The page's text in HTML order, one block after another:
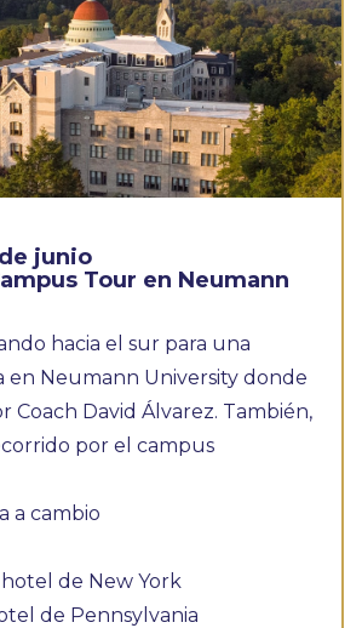
junio
Tour en Neumann
hacia el sur para una
en Neumann University donde
Coach David Álvarez. También,
por el campus
a cambio
de New York
de Pennsylvania